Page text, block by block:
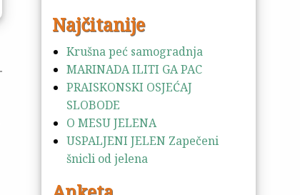
Najčitanije
Krušna peć samogradnja
MARINADA ILITI GA PAC
PRAISKONSKI OSJEĆAJ
SLOBODE
O MESU JELENA
USPALJENI JELEN Zapečeni
šnicli od jelena